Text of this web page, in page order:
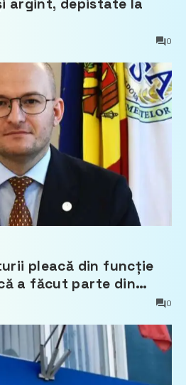
argint, depistate la
0
pleacă din funcție
a făcut parte din
0